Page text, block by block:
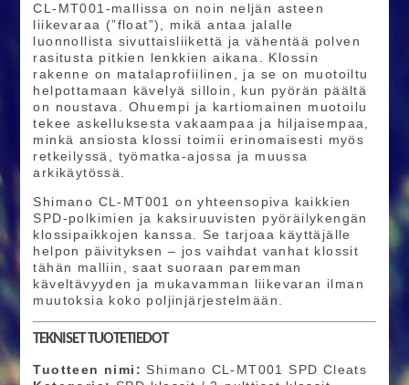
CL-MT001-mallissa on noin neljän asteen
liikevaraa (”float”), mikä antaa jalalle
luonnollista sivuttaisliikettä ja vähentää polven
rasitusta pitkien lenkkien aikana. Klossin
rakenne on matalaprofiilinen, ja se on muotoiltu
helpottamaan kävelyä silloin, kun pyörän päältä
on noustava. Ohuempi ja kartiomainen muotoilu
tekee askelluksesta vakaampaa ja hiljaisempaa,
minkä ansiosta klossi toimii erinomaisesti myös
retkeilyssä, työmatka-ajossa ja muussa
arkikäytössä.
Shimano CL-MT001 on yhteensopiva kaikkien
SPD-polkimien ja kaksiruuvisten pyöräilykengän
klossipaikkojen kanssa. Se tarjoaa käyttäjälle
helpon päivityksen – jos vaihdat vanhat klossit
tähän malliin, saat suoraan paremman
käveltävyyden ja mukavamman liikevaran ilman
muutoksia koko poljinjärjestelmään.
TEKNISET TUOTETIEDOT
Tuotteen nimi: Shimano CL-MT001 SPD Cleats